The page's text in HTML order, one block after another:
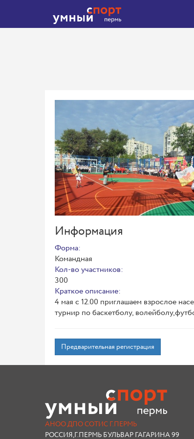
Информация
Форма:
Командная
Кол-во участников:
300
Краткое описание:
4 мая с 12.00 приглашаем взрослое
турнир по баскетболу,
Предварительная регистрация
АНОО ДПО СОТИС Г.ПЕРМЬ
РОССИЯ,Г.ПЕРМЬ БУЛЬВАР ГАГАРИНА 99